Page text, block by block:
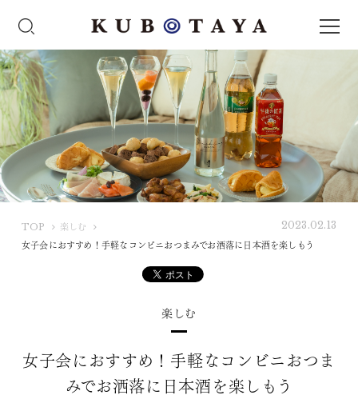
TOP
U
楽しむ
女子会におすすめ！手軽なコンビニおつまみでお洒落に日本酒を楽しもう
2023.02.13
楽しむ
女子会におすすめ！手軽なコンビニおつま
みでお洒落に日本酒を楽しもう